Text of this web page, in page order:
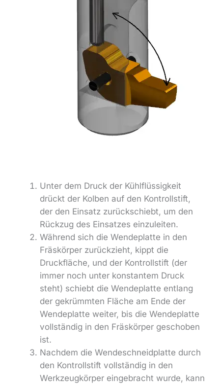
Unter dem Druck der Kühlflüssigkeit
drückt der Kolben auf den Kontrollstift,
der den Einsatz zurückschiebt, um den
Rückzug des Einsatzes einzuleiten.
Während sich die Wendeplatte in den
Fräskörper zurückzieht, kippt die
Druckfläche, und der Kontrollstift (der
immer noch unter konstantem Druck
steht) schiebt die Wendeplatte entlang
der gekrümmten Fläche am Ende der
Wendeplatte weiter, bis die Wendeplatte
vollständig in den Fräskörper geschoben
ist.
Nachdem die Wendeschneidplatte durch
den Kontrollstift vollständig in den
Werkzeugkörper eingebracht wurde, kann